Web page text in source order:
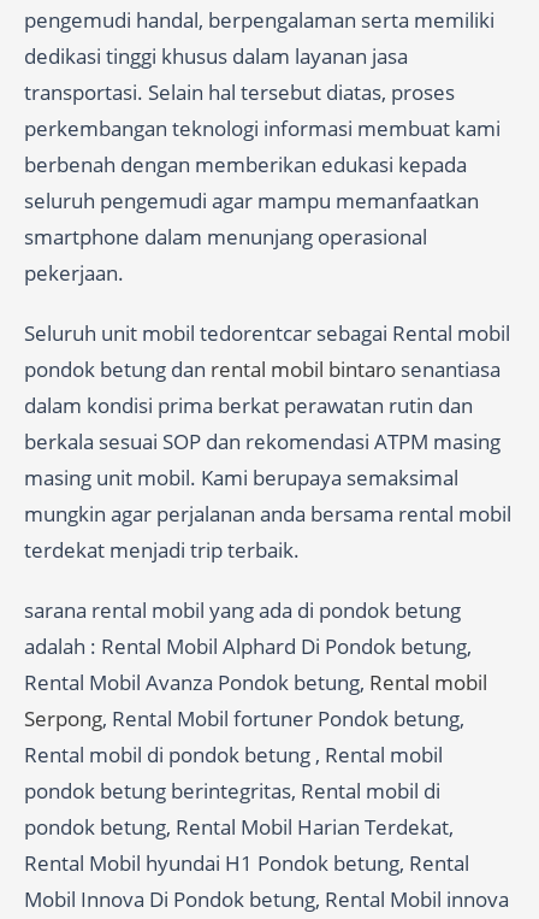
pengemudi handal, berpengalaman serta memiliki
dedikasi tinggi khusus dalam layanan jasa
transportasi. Selain hal tersebut diatas, proses
perkembangan teknologi informasi membuat kami
berbenah dengan memberikan edukasi kepada
seluruh pengemudi agar mampu memanfaatkan
smartphone dalam menunjang operasional
pekerjaan.
Seluruh unit mobil tedorentcar sebagai Rental mobil
pondok betung dan rental mobil bintaro senantiasa
dalam kondisi prima berkat perawatan rutin dan
berkala sesuai SOP dan rekomendasi ATPM masing
masing unit mobil. Kami berupaya semaksimal
mungkin agar perjalanan anda bersama rental mobil
terdekat menjadi trip terbaik.
sarana rental mobil yang ada di pondok betung
adalah : Rental Mobil Alphard Di Pondok betung,
Rental Mobil Avanza Pondok betung, Rental mobil
Serpong, Rental Mobil fortuner Pondok betung,
Rental mobil di pondok betung , Rental mobil
pondok betung berintegritas, Rental mobil di
pondok betung, Rental Mobil Harian Terdekat,
Rental Mobil hyundai H1 Pondok betung, Rental
Mobil Innova Di Pondok betung, Rental Mobil innova